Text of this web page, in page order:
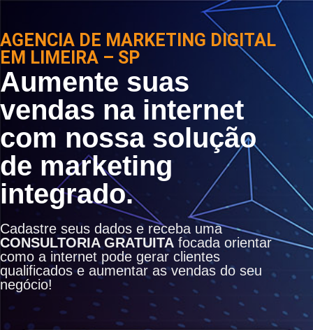
AGENCIA DE MARKETING DIGITAL
EM LIMEIRA – SP
Aumente suas
vendas na internet
com nossa solução
de marketing
integrado.
Cadastre seus dados e receba uma
CONSULTORIA GRATUITA focada orientar
como a internet pode gerar clientes
qualificados e aumentar as vendas do seu
negócio!